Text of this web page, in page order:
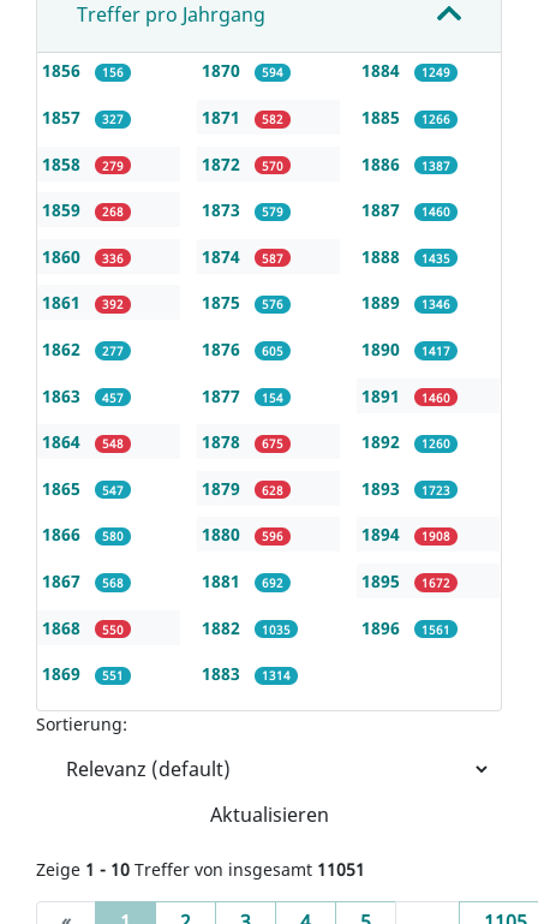
Treffer pro Jahrgang
1856 156
1857 327
1858 279
1859 268
1860 336
1861 392
1862 277
1863 457
1864 548
1865 547
1866 580
1867 568
1868 550
1869 551
1870 594
1871 582
1872 570
1873 579
1874 587
1875 576
1876 605
1877 154
1878 675
1879 628
1880 596
1881 692
1882 1035
1883 1314
1884 1249
1885 1266
1886 1387
1887 1460
1888 1435
1889 1346
1890 1417
1891 1460
1892 1260
1893 1723
1894 1908
1895 1672
1896 1561
Sortierung:
Aktualisieren
Zeige 1 - 10 Treffer von insgesamt 11051